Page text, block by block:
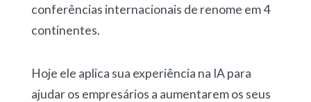
conferências internacionais de renome em 4
continentes.
Hoje ele aplica sua experiência na IA para
ajudar os empresários a aumentarem os seus